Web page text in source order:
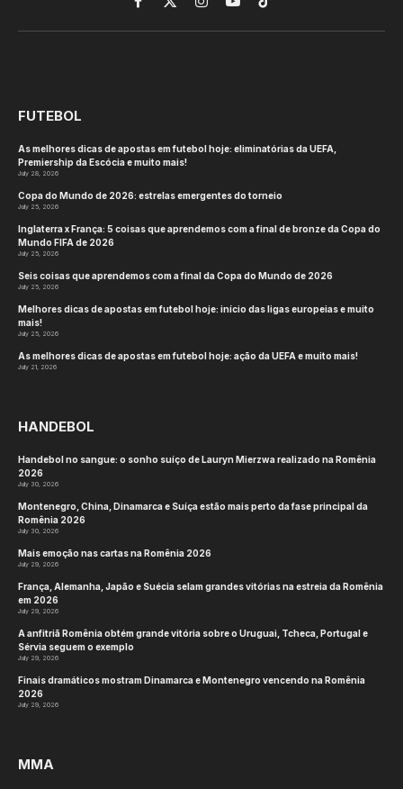
Facebook
X
(Twitter)
InstagramYouTubeTikTok
FUTEBOL
As melhores dicas de apostas em futebol hoje: eliminatórias da UEFA,
Premiership da Escócia e muito mais!
July 28, 2026
Copa do Mundo de 2026: estrelas emergentes do torneio
July 25, 2026
Inglaterra x França: 5 coisas que aprendemos com a final de bronze da Copa do
Mundo FIFA de 2026
July 25, 2026
Seis coisas que aprendemos com a final da Copa do Mundo de 2026
July 25, 2026
Melhores dicas de apostas em futebol hoje: início das ligas europeias e muito
mais!
July 25, 2026
As melhores dicas de apostas em futebol hoje: ação da UEFA e muito mais!
July 21, 2026
HANDEBOL
Handebol no sangue: o sonho suíço de Lauryn Mierzwa realizado na Romênia
2026
July 30, 2026
Montenegro, China, Dinamarca e Suíça estão mais perto da fase principal da
Romênia 2026
July 30, 2026
Mais emoção nas cartas na Romênia 2026
July 29, 2026
França, Alemanha, Japão e Suécia selam grandes vitórias na estreia da Romênia
em 2026
July 29, 2026
A anfitriã Romênia obtém grande vitória sobre o Uruguai, Tcheca, Portugal e
Sérvia seguem o exemplo
July 29, 2026
Finais dramáticos mostram Dinamarca e Montenegro vencendo na Romênia
2026
July 29, 2026
MMA